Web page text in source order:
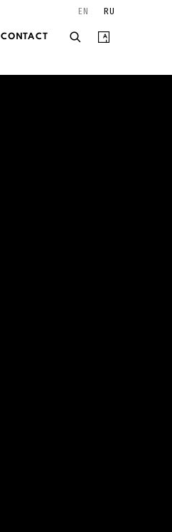
CONTACT
EN RU